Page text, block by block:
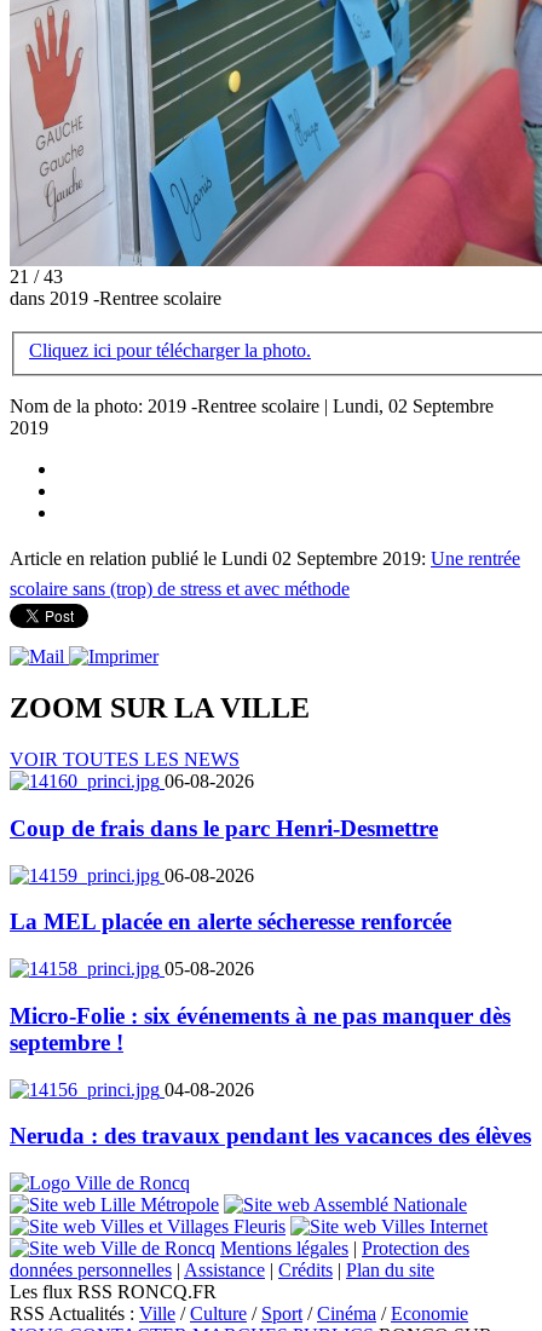
21 / 43
dans 2019 -Rentree scolaire
Cliquez ici pour télécharger la photo.
Nom de la photo: 2019 -Rentree scolaire | Lundi, 02 Septembre
2019
Article en relation publié le Lundi 02 Septembre 2019: Une rentrée
scolaire sans (trop) de stress et avec méthode
ZOOM SUR LAVILLE
VOIR TOUTES LES NEWS
06-08-2026
Coup de frais dans le parc Henri-Desmettre
06-08-2026
La MEL placée en alerte sécheresse renforcée
05-08-2026
Micro-Folie : six événements à ne pas manquer dès
septembre !
04-08-2026
Neruda : des travaux pendant les vacances des élèves
Mentions légales | Protection des
données personnelles | Assistance | Crédits | Plan du site
Les flux RSS RONCQ.FR
RSS Actualités : Ville /Culture / Sport /Cinéma /Economie